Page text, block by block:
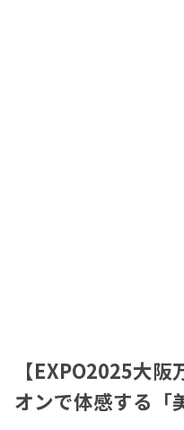
【EXPO2025大
オンで体感する「